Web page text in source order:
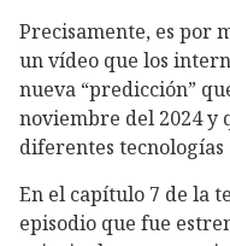
Precisamente, es por
un vídeo que los
nueva “predicción”
noviembre del 2024 y
diferentes
En el capítulo 7 de la
episodio que fue